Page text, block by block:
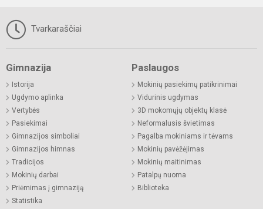
Tvarkaraščiai
Gimnazija
Istorija
Ugdymo aplinka
Vertybės
Pasiekimai
Gimnazijos simboliai
Gimnazijos himnas
Tradicijos
Mokinių darbai
Priėmimas į gimnaziją
Statistika
Paslaugos
Mokinių pasiekimų patikrinimai
Vidurinis ugdymas
3D mokomųjų objektų klasė
Neformalusis švietimas
Pagalba mokiniams ir tėvams
Mokinių pavėžėjimas
Mokinių maitinimas
Patalpų nuoma
Biblioteka